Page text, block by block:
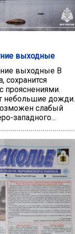
выходные
выходные В
сохранится
прояснениями.
небольшие дожди.
слабый
западного...